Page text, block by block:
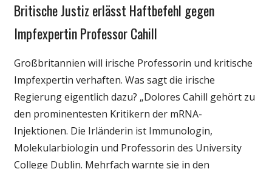
Gesellschaft
Medien
Politik
Wirtschaft
Wissenschaft
Britische Justiz erlässt Haftbefehl gegen
Impfexpertin Professor Cahill
Großbritannien will irische Professorin und kritische
Impfexpertin verhaften. Was sagt die irische
Regierung eigentlich dazu? „Dolores Cahill gehört zu
den prominentesten Kritikern der mRNA-
Injektionen. Die Irländerin ist Immunologin,
Molekularbiologin und Professorin des University
College Dublin. Mehrfach warnte sie in den